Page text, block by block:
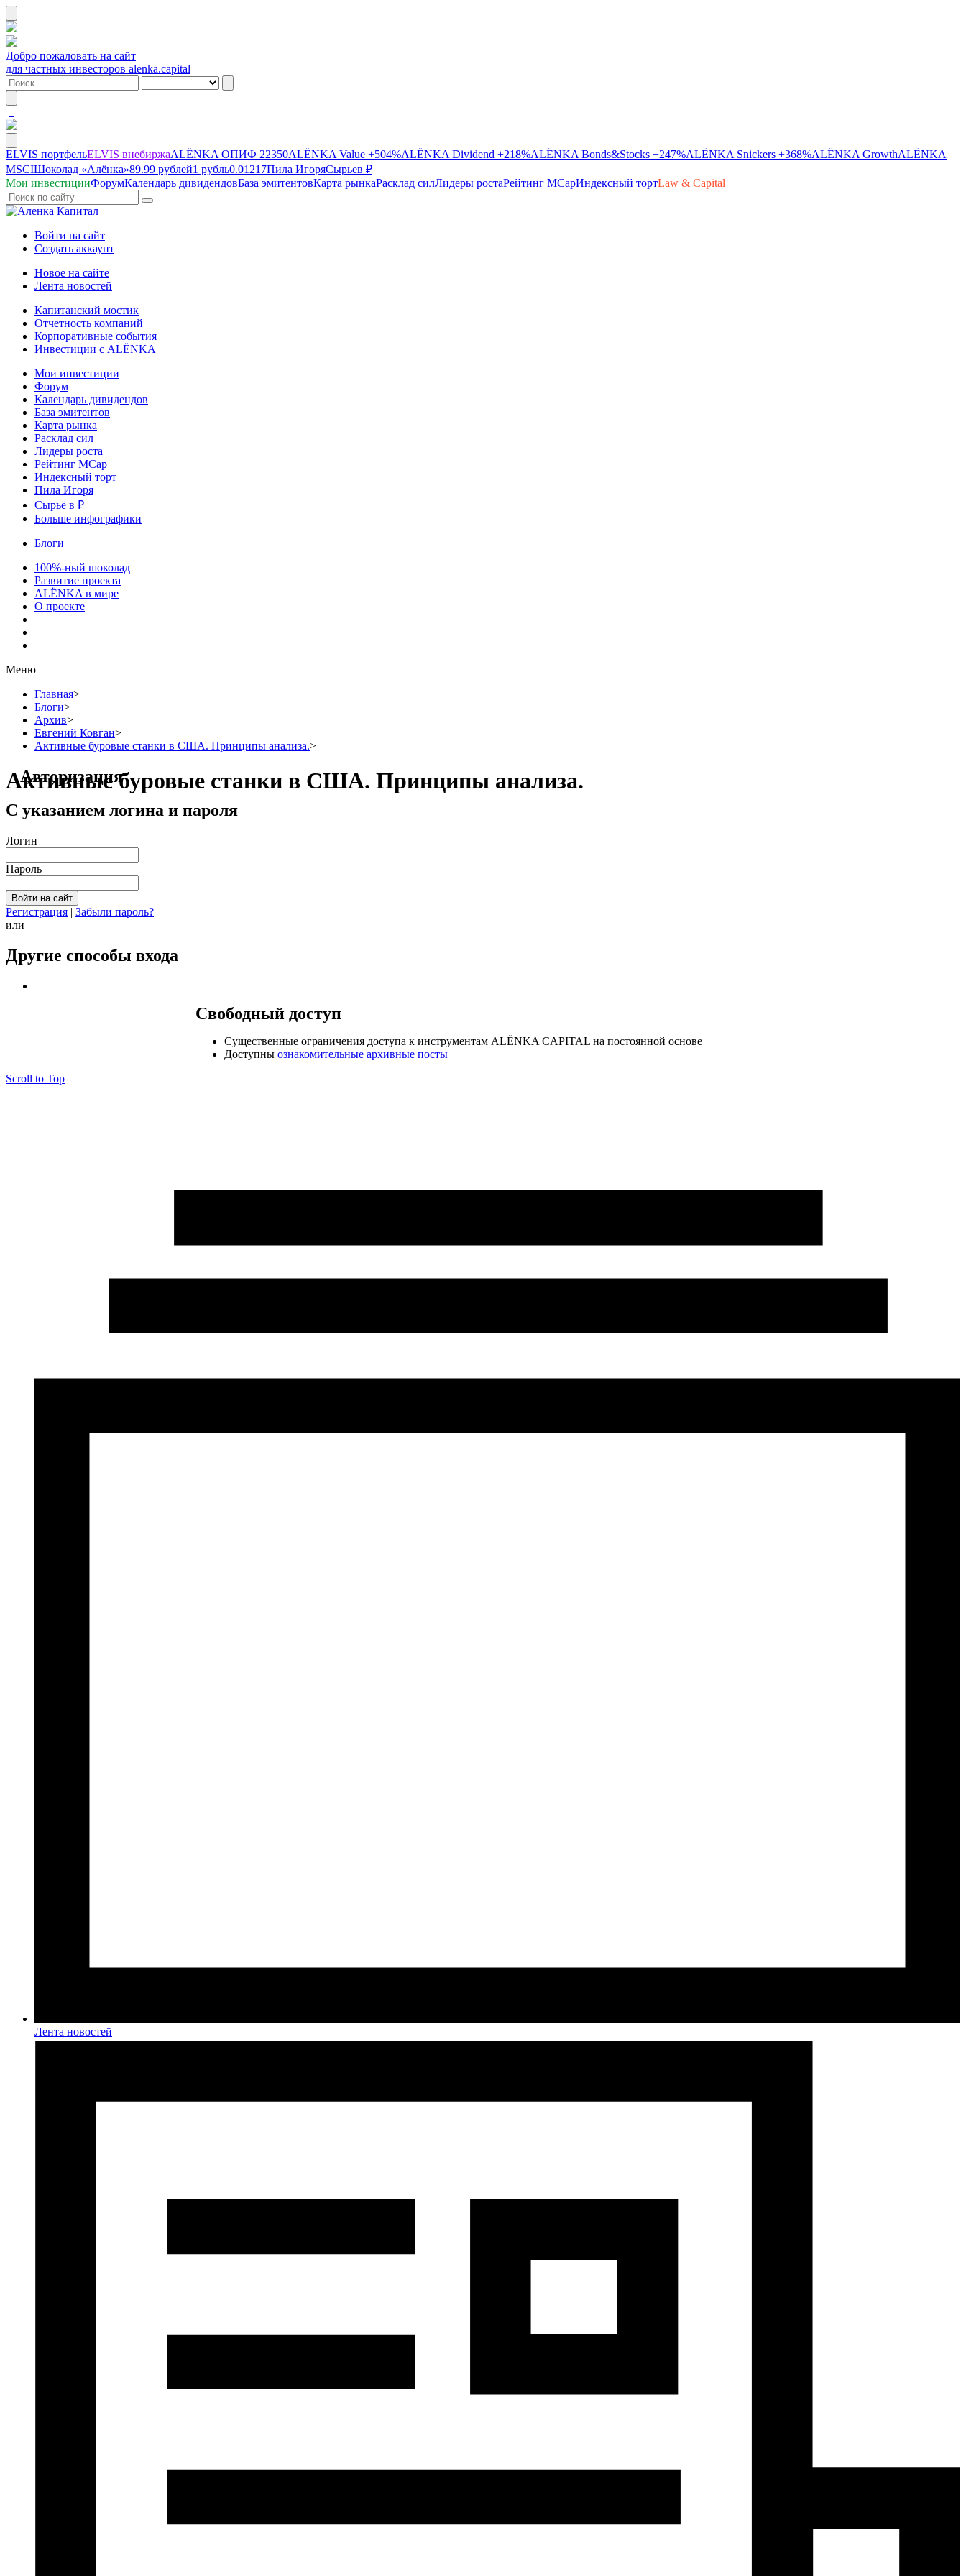
Добро пожаловать на сайт
для частных инвесторов alenka.capital
ELVIS портфельELVIS внебиржаALЁNKA ОПИФ 22350ALЁNKA Value +504%ALЁNKA Dividend +218%ALЁNKA Bonds&Stocks +247%ALЁNKA Snickers +368%ALЁNKA GrowthALЁNKA
MSCIШоколад «Алёнка»89.99 рублей1 рубль0.01217Пила ИгоряСырьев ₽
Мои инвестицииФорумКалендарь дивидендовБаза эмитентовКарта рынкаРасклад силЛидеры ростаРейтинг MCapИндексный тортLaw & Capital
Войти на сайт
Создать аккаунт
Новое на сайте
Лента новостей
Капитанский мостик
Отчетность компаний
Корпоративные события
Инвестиции с ALЁNKA
Мои инвестиции
Форум
Календарь дивидендов
База эмитентов
Карта рынка
Расклад сил
Лидеры роста
Рейтинг MCap
Индексный торт
Пила Игоря
Сырьё в ₽
Больше инфографики
Блоги
100%-ный шоколад
Развитие проекта
ALЁNKA в мире
О проекте
Меню
Главная>
Блоги>
Архив>
Евгений Ковган>
Активные буровые станки в США. Принципы анализа.>
Активные буровые станки в США. Принципы анализа.
Авторизация
С указанием логина и пароля
Логин
Пароль
Регистрация | Забыли пароль?
или
Другие способы входа
Свободный доступ
Cущественные ограничения доступа к инструментам ALЁNKA CAPITAL на постоянной основе
Доступны ознакомительные архивные посты
Scroll to Top
Лента новостей